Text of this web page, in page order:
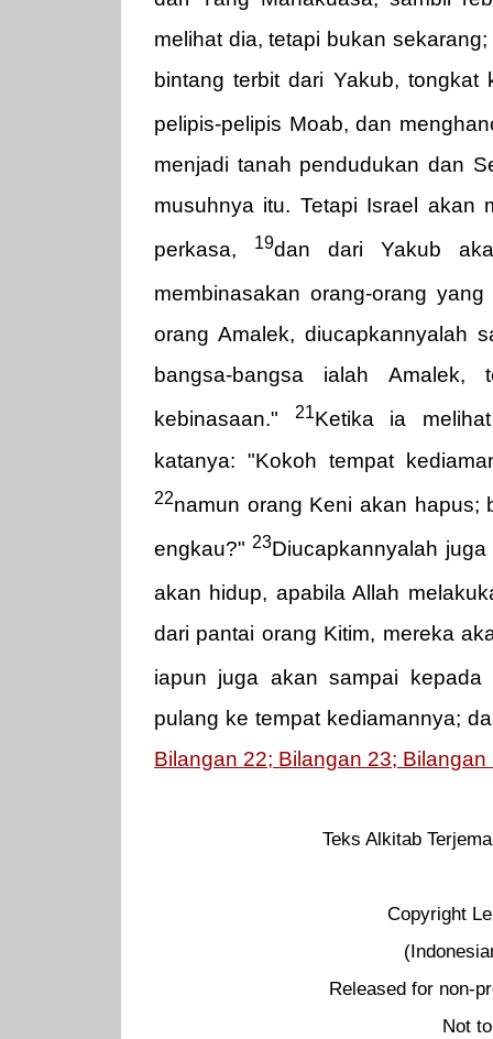
melihat dia, tetapi bukan
bintang terbit dari Yakub, tongkat
pelipis-pelipis Moab, dan
menjadi tanah pendudukan dan
musuhnya itu. Tetapi Israel akan
perkasa,
19dan dari Yakub
membinasakan orang-orang
orang Amalek, diucapkannyalah
bangsa-bangsa ialah
kebinasaan."
21Ketika ia
katanya: "Kokoh tempat
22namun orang Keni akan hapus;
engkau?"23Diucapkannyalah
akan hidup, apabila Allah
dari pantai orang Kitim, mereka
iapun juga akan sampai
pulang ke tempat kediamannya;
Bilangan 22; Bilangan 23; Bilangan
Teks Alkitab
Copyright
Released for non-
Not